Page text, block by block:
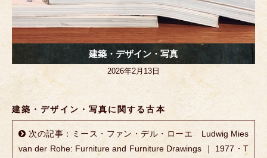
建築・デザイン・写真
2026年2月13日
建築・デザイン・写真に関する古本
次の記事：ミース・ファン・デル・ローエ Ludwig Mies
van der Rohe: Furniture and Furniture Drawings ｜ 1977・T